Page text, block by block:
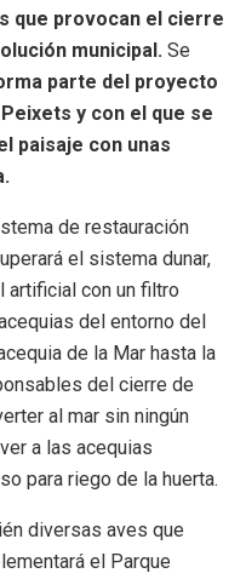
que provocan el cierre
municipal. Se
parte del proyecto
y con el que se
paisaje con unas
de restauración
el sistema dunar,
artificial con un filtro
del entorno del
de la Mar hasta la
del cierre de
al mar sin ningún
a las acequias
para riego de la huerta.
diversas aves que
el Parque